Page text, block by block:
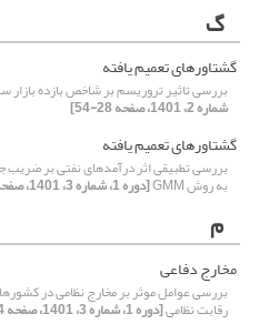
گ
گشتاورهای تعمیم یافته
بررسی تاثیر تروریسم بر شاخص بازده بازار
شماره 2، 1401، صفحه 28-54]
گشتاورهای تعمیم یافته
بررسی تطبیقی اثر درآمدهای نفتی بر
به روش GMM [دوره 1، شماره 3، 1401، صفحه 31-53]
م
مخارج دفاعی
بررسی عوامل موثر بر مخارج نظامی در
رقابت نظامی[دوره 1، شماره 3، 1401، صفحه 54-79]